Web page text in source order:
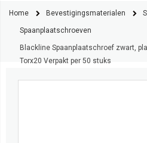
Home Bevestigingsmaterialen
Spaanplaatschroeven
Blackline Spaanplaatschroef zwart,
Torx20 Verpakt per 50 stuks